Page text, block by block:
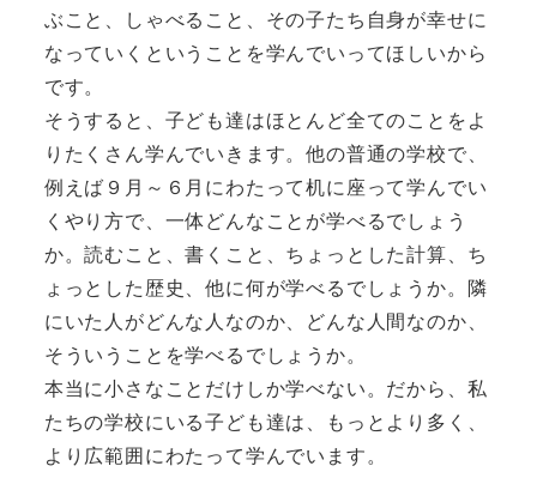
ぶこと、しゃべること、その子たち自身が幸せに
なっていくということを学んでいってほしいから
です。
そうすると、子ども達はほとんど全てのことをよ
りたくさん学んでいきます。他の普通の学校で、
例えば９月～６月にわたって机に座って学んでい
くやり方で、一体どんなことが学べるでしょう
か。読むこと、書くこと、ちょっとした計算、ち
ょっとした歴史、他に何が学べるでしょうか。隣
にいた人がどんな人なのか、どんな人間なのか、
そういうことを学べるでしょうか。
本当に小さなことだけしか学べない。だから、私
たちの学校にいる子ども達は、もっとより多く、
より広範囲にわたって学んでいます。